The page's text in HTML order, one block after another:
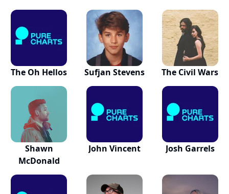
The Oh Hellos Sufjan Stevens The Civil Wars
Shawn
McDonald
John Vincent Josh Garrels